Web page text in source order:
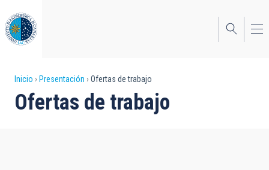
al
contenido
principal
Sobrescribir
enlaces
Inicio Presentación Ofertas de trabajo
Ofertas de trabajo